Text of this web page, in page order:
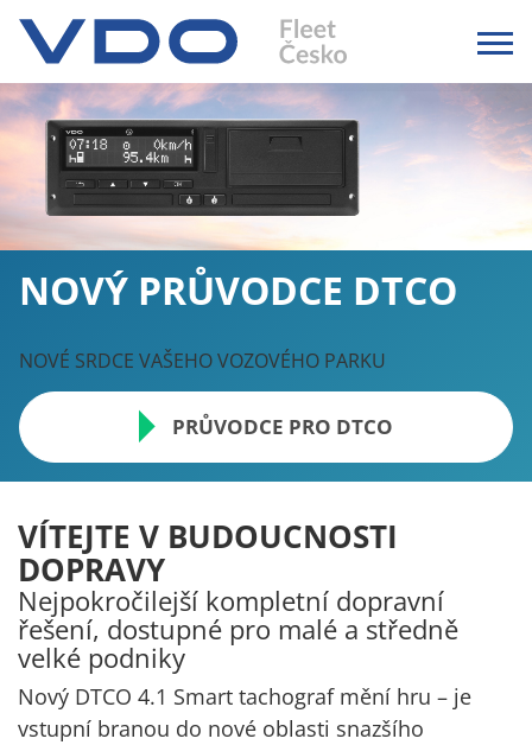
NOVÝ PRŮVODCE DTCO
NOVÉ SRDCE VAŠEHO VOZOVÉHO PARKU
PRŮVODCE PRO DTCO
VÍTEJTE V BUDOUCNOSTI
DOPRAVY
Nejpokročilejší kompletní dopravní
řešení, dostupné pro malé a středně
velké podniky
Nový DTCO 4.1 Smart tachografmění hru – je
vstupní branou do nové oblasti snazšího